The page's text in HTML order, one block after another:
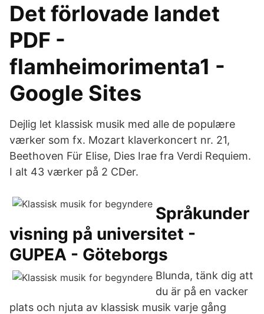
Det förlovade landet
PDF -
flamheimorimenta1 -
Google Sites
Dejlig let klassisk musik med alle de populære
værker som fx. Mozart klaverkoncert nr. 21,
Beethoven Für Elise, Dies Irae fra Verdi Requiem.
I alt 43 værker på 2 CDer.
Språkunder
visning på universitet -
GUPEA - Göteborgs
Blunda, tänk dig att
du är på en vacker
plats och njuta av klassisk musik varje gång